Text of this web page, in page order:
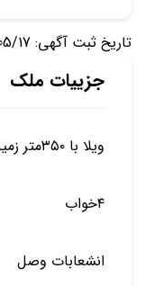
تاریخ ثبت آگهی: 1404/05/17
جزییات ملک
ویلا با ۳۵۰متر زمین و ۴۵۰متر بنا
۴خواب
انشعابات وصل